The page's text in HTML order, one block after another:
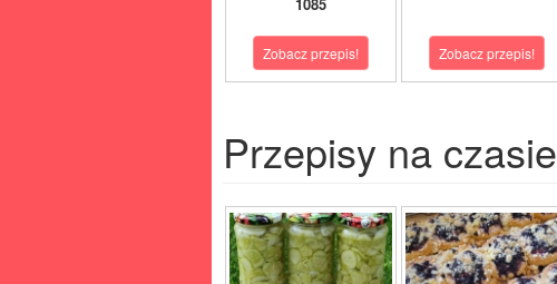
Zobacz przepis! Zobacz przepis!
Przepisy na czasie